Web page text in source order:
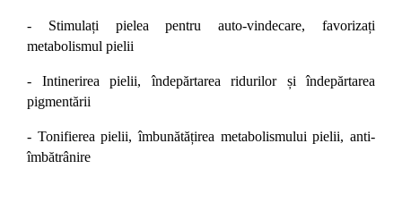
- Stimulați pielea pentru auto-vindecare, favorizați
metabolismul pielii
- Intinerirea pielii, îndepărtarea ridurilor și îndepărtarea
pigmentării
- Tonifierea pielii, îmbunătățirea metabolismului pielii, anti-
îmbătrânire